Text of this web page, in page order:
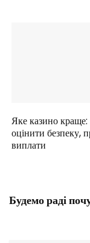
Яке казино краще:
оцінити безпеку,
виплати
Будемо раді